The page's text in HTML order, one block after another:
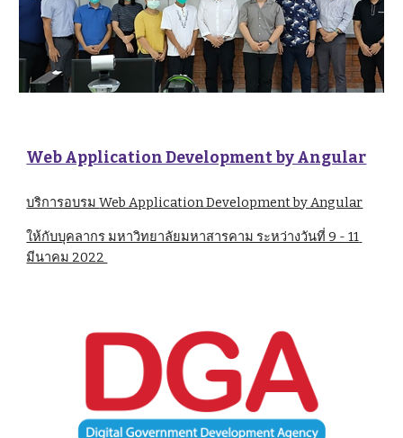
Web Application Development by Angular
บริการอบรม Web Application Development by Angular
ให้กับบุคลากร มหาวิทยาลัยมหาสารคาม ระหว่างวันที่ 9 - 11
มีนาคม 2022